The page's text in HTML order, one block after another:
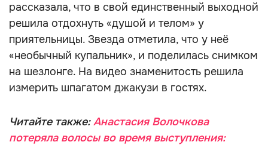
рассказала, что в свой единственный выходной
решила отдохнуть «душой и телом» у
приятельницы. Звезда отметила, что у неё
«необычный купальник», и поделилась снимком
на шезлонге. На видео знаменитость решила
измерить шпагатом джакузи в гостях.
Читайте также:Анастасия Волочкова
потеряла волосы во время выступления: